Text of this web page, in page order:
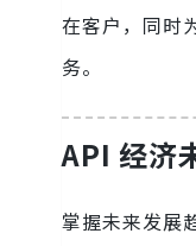
在客户，同时
务。
API 经济
掌握未来发展